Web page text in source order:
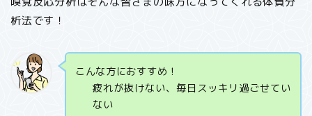
析法です！
こんな方におすすめ！
疲れが抜けない、毎日スッキリ過ごせてい
ない